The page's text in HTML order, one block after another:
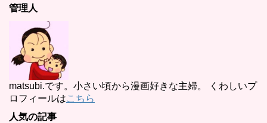
管理人
matsubi.です。小さい頃から漫画好きな主婦。 くわしいプ
ロフィールはこちら
人気の記事